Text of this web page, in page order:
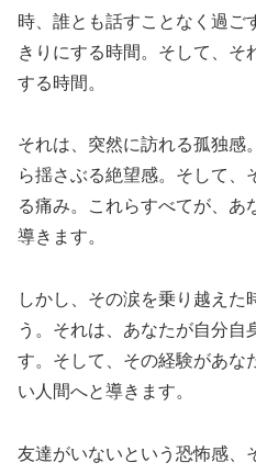
時、誰とも話すことなく過ご
きりにする時間。そして、そ
する時間。
それは、突然に訪れる孤独感
ら揺さぶる絶望感。そして、
る痛み。これらすべてが、あ
導きます。
しかし、その涙を乗り越えた
う。それは、あなたが自分
す。そして、その経験があな
い人間へと導きます。
友達がいないという恐怖感、